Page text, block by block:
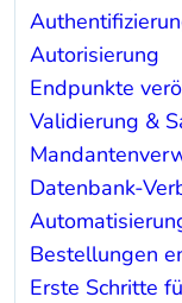
Autorisierung
Endpunkte
Validierung &
Datenbank-
Bestellungen
Erste Schritte